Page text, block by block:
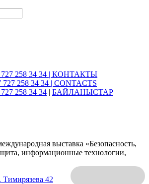
258 34 34 | КОНТАКТЫ
258 34 34 | CONTACTS
258 34 34 | БАЙЛАНЫСТАР
выставка «Безопасность,
информационные технологии,
Тимирязева 42